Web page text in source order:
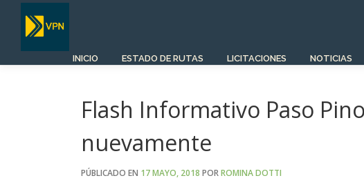
Saltar
contenido
INICIO ESTADO DE RUTAS LICITACIONES NOTICIAS
Flash Informativo Paso
nuevamente
PÚBLICADO EN 17 MAYO, 2018 PORROMINA DOTTI